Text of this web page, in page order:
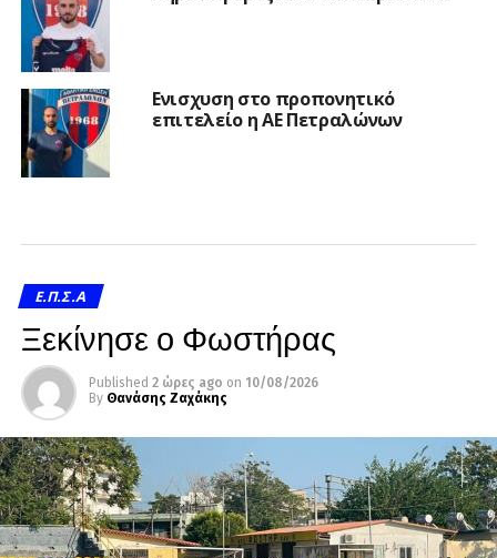
Ενισχυση στο προπονητικό
επιτελείο η ΑΕ Πετραλώνων
Ε.Π.Σ.Α
Ξεκίνησε ο Φωστήρας
Published 2 ώρες ago on 10/08/2026
By Θανάσης Ζαχάκης